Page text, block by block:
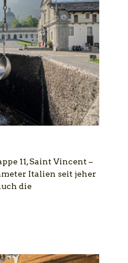
11, Saint Vincent –
Italien seit jeher
die